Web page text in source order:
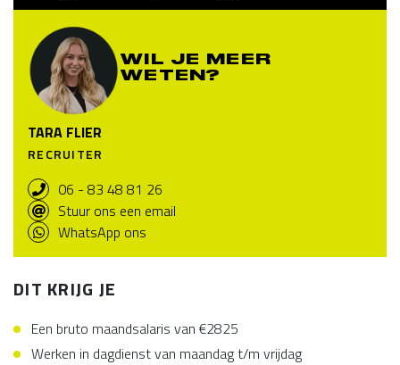
WIL JE MEER
WETEN?
TARA FLIER
RECRUITER
06 - 83 48 81 26
Stuur ons een email
WhatsApp ons
DIT KRIJG JE
Een bruto maandsalaris van €2825
Werken in dagdienst van maandag t/m vrijdag